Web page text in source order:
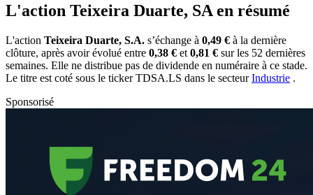
L'action Teixeira Duarte, SA en résumé
L'action Teixeira Duarte, S.A. s’échange à 0,49 € à la dernière
clôture, après avoir évolué entre 0,38 € et 0,81 € sur les 52 dernières
semaines. Elle ne distribue pas de dividende en numéraire à ce stade.
Le titre est coté sous le tickerTDSA.LS dans le secteurIndustrie .
Sponsorisé